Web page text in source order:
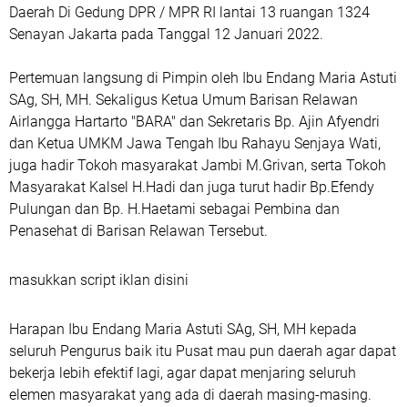
Daerah Di Gedung DPR / MPR RI lantai 13 ruangan 1324
Senayan Jakarta pada Tanggal 12 Januari 2022.
Pertemuan langsung di Pimpin oleh Ibu Endang Maria Astuti
SAg, SH, MH. Sekaligus Ketua Umum Barisan Relawan
Airlangga Hartarto "BARA" dan Sekretaris Bp. Ajin Afyendri
dan Ketua UMKM Jawa Tengah Ibu Rahayu Senjaya Wati,
juga hadir Tokoh masyarakat Jambi M.Grivan, serta Tokoh
Masyarakat Kalsel H.Hadi dan juga turut hadir Bp.Efendy
Pulungan dan Bp. H.Haetami sebagai Pembina dan
Penasehat di Barisan Relawan Tersebut.
masukkan script iklan disini
Harapan Ibu Endang Maria Astuti SAg, SH, MH kepada
seluruh Pengurus baik itu Pusat mau pun daerah agar dapat
bekerja lebih efektif lagi, agar dapat menjaring seluruh
elemen masyarakat yang ada di daerah masing-masing.